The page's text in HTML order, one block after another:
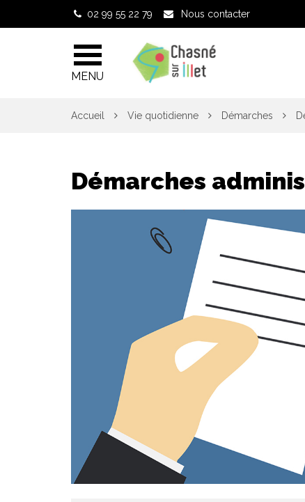
02 99 55 22 79 Nous contacter
MENU
Accueil Vie quotidienne Démarches
Démarches